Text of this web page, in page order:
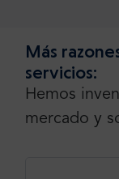
Más
servicios:
Hemos
mercado y